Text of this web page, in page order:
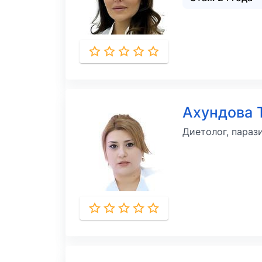
Ахундова
Диетолог,